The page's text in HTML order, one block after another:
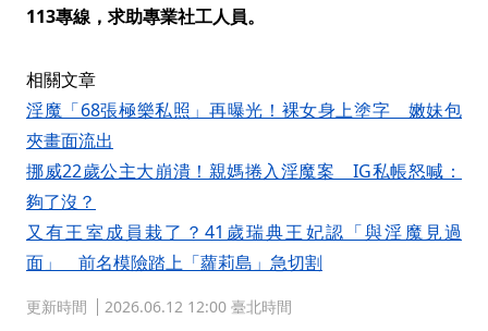
113專線，求助專業社工人員。
相關文章
淫魔「68張極樂私照」再曝光！裸女身上塗字 嫩妹包
夾畫面流出
挪威22歲公主大崩潰！親媽捲入淫魔案 IG私帳怒喊：
夠了沒？
又有王室成員栽了？41歲瑞典王妃認「與淫魔見過
面」 前名模險踏上「蘿莉島」急切割
更新時間 2026.06.12 12:00 臺北時間